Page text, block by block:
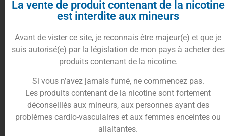
dégustation avec une note intense, légèrement
Il est rapidement accompagné par la mûre, plus
ronde et sucrée, qui vient adoucir l’ensemble et
apporter une belle profondeur aromatique. Cette
idéale pour les amateurs de saveurs fruitées
intenses.
Une vape fruitée riche et parfaitement
La vente de produit contenant de la nicotine
est interdite aux mineurs
Avant de vister ce site, je reconnais être majeur(e) et que je
suis autorisé(e) par la législation de mon pays à acheter des
produits contenant de la nicotine.
Si vous n’avez jamais fumé, ne commencez pas.
Les produits contenant de la nicotine sont fortement
déconseillés aux mineurs, aux personnes ayant des
problèmes cardio-vasculaires et aux femmes enceintes ou
allaitantes.